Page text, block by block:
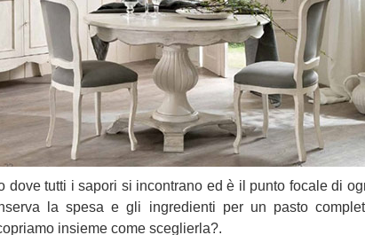
dove tutti i sapori si incontrano ed è il punto focale di
la spesa e gli ingredienti per un pasto
insieme come sceglierla?.